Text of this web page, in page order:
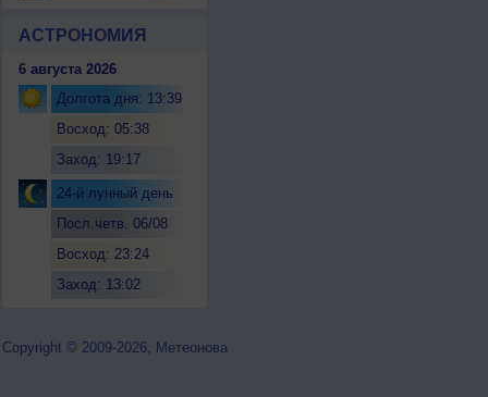
АСТРОНОМИЯ
6 августа 2026
Долгота дня: 13:39
Восход: 05:38
Заход: 19:17
24-й лунный день
Посл.четв. 06/08
Восход: 23:24
Заход: 13:02
Copyright © 2009-2026, Метеонова